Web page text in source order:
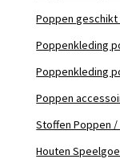
Poppen
Poppenkleding
Poppenkleding
Poppen
Stoffen Poppen
Houten